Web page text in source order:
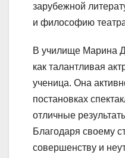
зарубежной
и философию
В училище Марина
как талантливая
ученица. Она
постановках
отличные
Благодаря своему
совершенству и